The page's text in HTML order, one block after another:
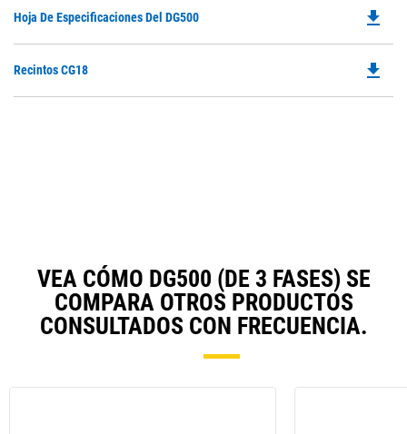
a
Hoja De Especificaciones Del DG500
a
file_download
Recintos CG18 file_download
VEA CÓMO DG500 (DE 3 FASES) SE
COMPARA OTROS PRODUCTOS
CONSULTADOS CON FRECUENCIA.